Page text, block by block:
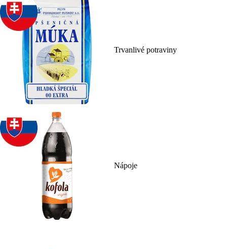
Trvanlivé potraviny
Nápoje